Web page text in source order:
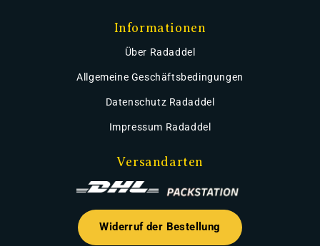
Informationen
Über Radaddel
Allgemeine Geschäftsbedingungen
Datenschutz Radaddel
Impressum Radaddel
Versandarten
Widerruf der Bestellung